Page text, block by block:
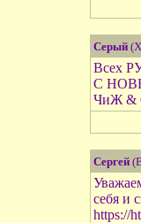
Серый
Всех
С
ЧиЖ &
Сергей
себя и
https://